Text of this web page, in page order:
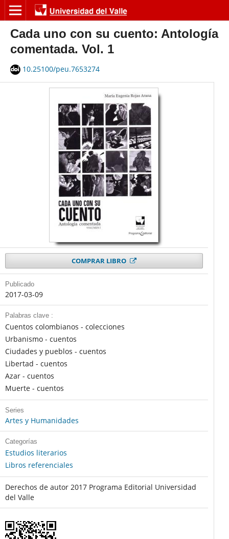
Cada uno con su cuento: Antología
comentada. Vol. 1
10.25100/peu.7653274
COMPRAR LIBRO
Publicado
2017-03-09
Palabras clave :
Cuentos colombianos - colecciones
Urbanismo - cuentos
Ciudades y pueblos - cuentos
Libertad - cuentos
Azar - cuentos
Muerte - cuentos
Series
Artes y Humanidades
Categorías
Estudios literarios
Libros referenciales
Derechos de autor 2017 Programa Editorial Universidad
del Valle